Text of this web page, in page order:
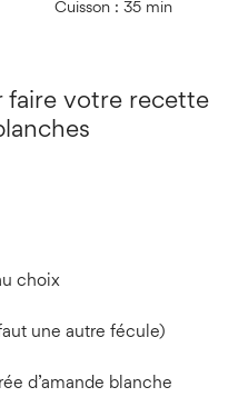
Cuisson : 35 min
faire votre recette
choix
une autre fécule)
d’amande blanche